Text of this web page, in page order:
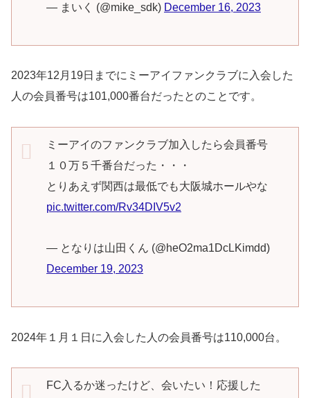
— まいく (@mike_sdk) December 16, 2023
2023年12月19日までにミーアイファンクラブに入会した
人の会員番号は101,000番台だったとのことです。
ミーアイのファンクラブ加入したら会員番号
１０万５千番台だった・・・
とりあえず関西は最低でも大阪城ホールやな
pic.twitter.com/Rv34DIV5v2
— となりは山田くん (@heO2ma1DcLKimdd)
December 19, 2023
2024年１月１日に入会した人の会員番号は110,000台。
FC入るか迷ったけど、会いたい！応援した